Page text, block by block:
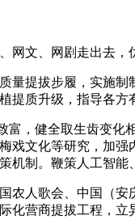
文、网剧走出去，
提拔步履，实施制
提质升级，指导各
，健全取生齿变化
戏文化等研究，加
机制。鞭策人工智能
人歌会、中国（安
化营商提拔工程，